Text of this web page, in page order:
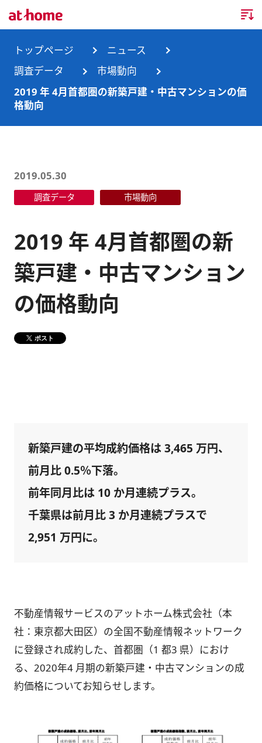
トップページ
企業情報
事業所・グループ会社
サステナビリティ
健康経営
DX戦略
ニュースリリース
ランキング
メディア掲載情報
不動産会社間情報流通サービス
新卒採用情報
キャリア採用情報
障がい者採用情報
お問合せ
トップページ
ニュース
調査データ
市場動向
2019 年 4月首都圏の新築戸建・中古マンションの価
格動向
2019.05.30
調査データ 市場動向
2019 年 4月首都圏の新
築戸建・中古マンション
の価格動向
ポスト
新築戸建の平均成約価格は 3,465 万円、
前月比 0.5％下落。
前年同月比は 10 か月連続プラス。
千葉県は前月比 3 か月連続プラスで
2,951 万円に。
不動産情報サービスのアットホーム株式会社（本
社：東京都大田区）の全国不動産情報ネットワーク
に登録され成約した、首都圏（1 都3 県）におけ
る、2020年4 月期の新築戸建・中古マンションの成
約価格についてお知らせします。